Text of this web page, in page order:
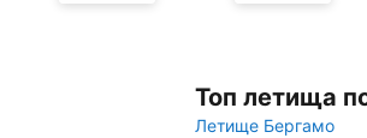
Топ летища
Летище Бергамо